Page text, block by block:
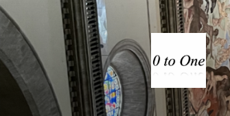
コ
ン
ン
ツ